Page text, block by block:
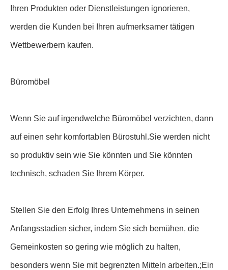
Ihren Produkten oder Dienstleistungen ignorieren,
werden die Kunden bei Ihren aufmerksamer tätigen
Wettbewerbern kaufen.
Büromöbel
Wenn Sie auf irgendwelche Büromöbel verzichten, dann
auf einen sehr komfortablen Bürostuhl.Sie werden nicht
so produktiv sein wie Sie könnten und Sie könnten
technisch, schaden Sie Ihrem Körper.
Stellen Sie den Erfolg Ihres Unternehmens in seinen
Anfangsstadien sicher, indem Sie sich bemühen, die
Gemeinkosten so gering wie möglich zu halten,
besonders wenn Sie mit begrenzten Mitteln arbeiten.;Ein